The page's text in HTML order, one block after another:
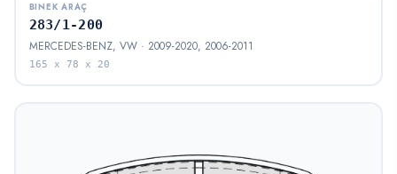
BINEK ARAÇ
283/1-200
MERCEDES-BENZ, VW · 2009-2020, 2006-2011
165 x 78 x 20